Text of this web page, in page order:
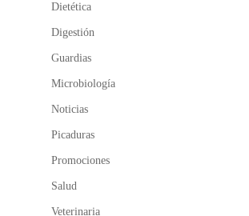
Dietética
Digestión
Guardias
Microbiología
Noticias
Picaduras
Promociones
Salud
Veterinaria